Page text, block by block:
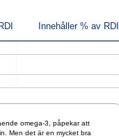
Innehåller % av RDI
omega-3, påpekar att
Men det är en mycket bra